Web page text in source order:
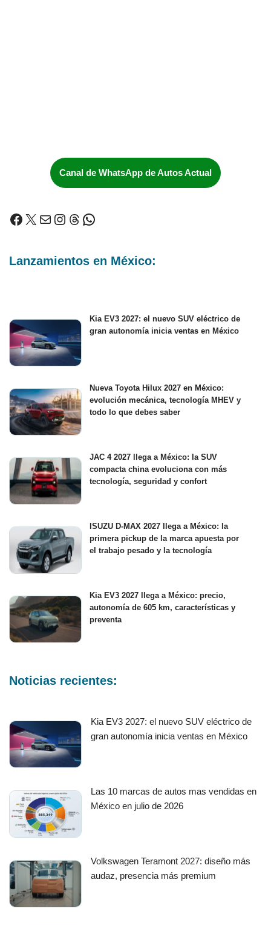
Canal de WhatsApp de Autos Actual
Lanzamientos en México:
Kia EV3 2027: el nuevo SUV eléctrico de
gran autonomía inicia ventas en México
Nueva Toyota Hilux 2027 en México:
evolución mecánica, tecnología MHEV y
todo lo que debes saber
JAC 4 2027 llega a México: la SUV
compacta china evoluciona con más
tecnología, seguridad y confort
ISUZU D-MAX 2027 llega a México: la
primera pickup de la marca apuesta por
el trabajo pesado y la tecnología
Kia EV3 2027 llega a México: precio,
autonomía de 605 km, características y
preventa
Noticias recientes:
Kia EV3 2027: el nuevo SUV eléctrico de
gran autonomía inicia ventas en México
Las 10 marcas de autos mas vendidas en
México en julio de 2026
Volkswagen Teramont 2027: diseño más
audaz, presencia más premium